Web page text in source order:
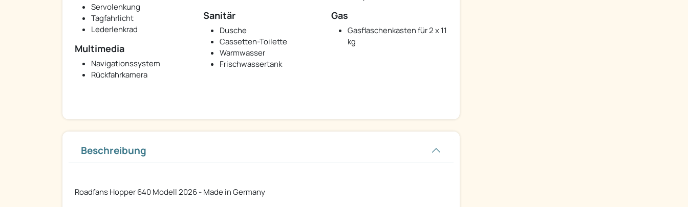
Servolenkung
Tagfahrlicht
Lederlenkrad
Sanitär
Dusche
Cassetten-Toilette
Warmwasser
Frischwassertank
Gas
Gasflaschenkasten für 2 x 11
kg
Multimedia
Navigationssystem
Rückfahrkamera
Beschreibung
Roadfans Hopper 640 Modell 2026 - Made in Germany